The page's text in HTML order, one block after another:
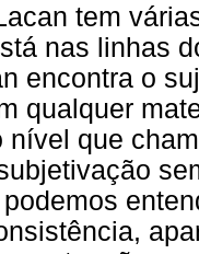
tem
nas linhas
encontra o
qualquer
nível que
podemos